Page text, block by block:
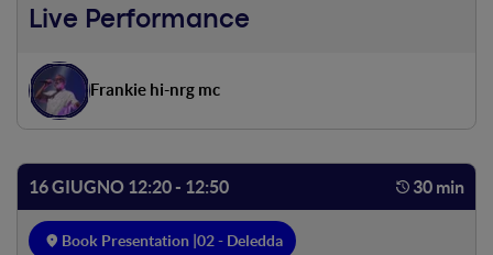
Live Performance
Frankie hi-nrg mc
16 GIUGNO 12:20 - 12:50 30 min
Book Presentation |02 - Deledda